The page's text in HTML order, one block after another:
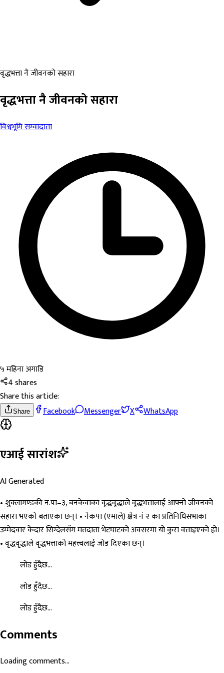
वृद्धभत्ता नै जीवनको सहारा
वृद्धभत्ता नै जीवनको सहारा
विश्वभूमि सम्वादाता
५ महिना अगाडि
4shares
Share this article:
Share Facebook Messenger X WhatsApp
एआई सारांश
AI Generated
• शुक्लागण्डकी न.पा–३, बनकेवाका वृद्धवृद्धाले वृद्धभत्तालाई आफ्नो जीवनको
सहारा भएको बताएका छन्। • नेकपा (एमाले) क्षेत्र नं २ का प्रतिनिधिसभाका
उम्मेदवार केदार सिग्देलसँग मतदाता भेटघाटको अवसरमा यो कुरा वताइएको हो।
• वृद्धवृद्धाले वृद्धभत्ताको महत्त्वलाई जोड दिएका छन्।
लोड हुँदैछ...
लोड हुँदैछ...
लोड हुँदैछ...
Comments
Loading comments...